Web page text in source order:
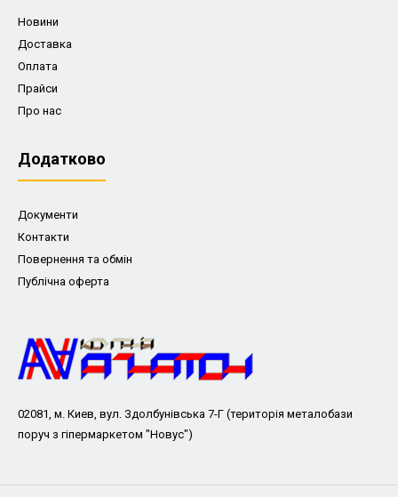
Новини
Доставка
Оплата
Прайси
Про нас
Додатково
Документи
Контакти
Повернення та обмін
Публічна оферта
02081, м. Киев, вул. Здолбунівська 7-Г (територія металобази
поруч з гіпермаркетом "Новус")